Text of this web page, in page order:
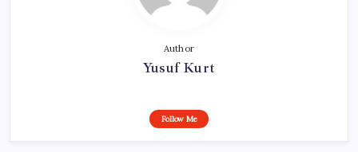
Author
Yusuf Kurt
Follow Me